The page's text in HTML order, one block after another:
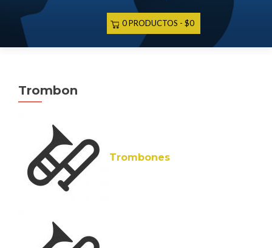
0 PRODUCTOS $0
Trombon
Trombones